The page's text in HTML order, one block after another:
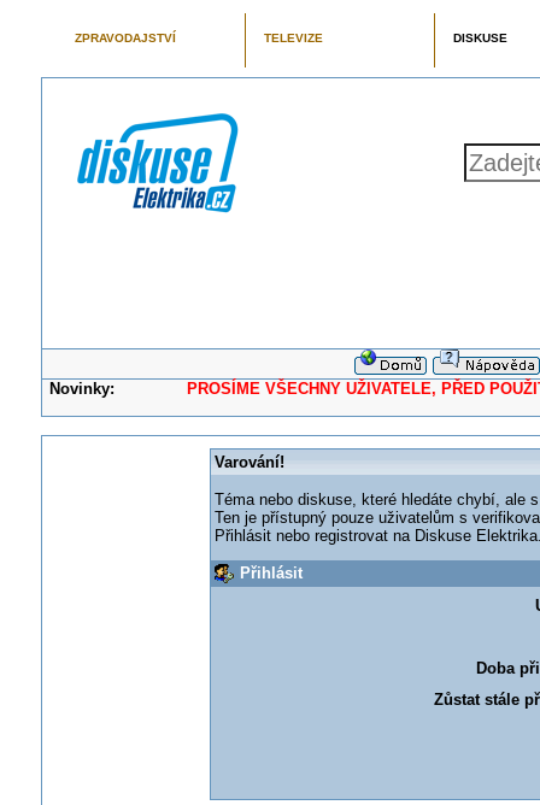
ZPRAVODAJSTVÍ TELEVIZE DISKUSE
Novinky: PROSÍME VŠECHNY UŽIVATELE, PŘED
Varování!
Téma nebo diskuse, které hledáte chybí, ale
Ten je přístupný pouze uživatelům s
Přihlásit nebo registrovat na Diskuse
Přihlásit
Doba
Zůstat stále